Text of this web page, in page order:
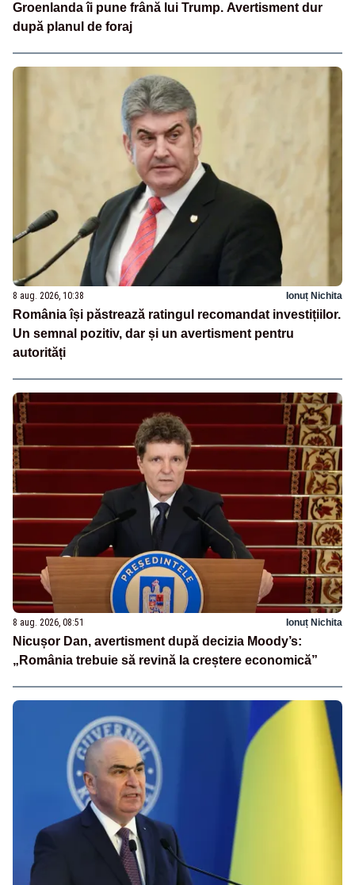
Groenlanda îi pune frână lui Trump. Avertisment dur
după planul de foraj
8 aug. 2026, 10:38 Ionuț Nichita
România își păstrează ratingul recomandat investițiilor.
Un semnal pozitiv, dar și un avertisment pentru
autorități
8 aug. 2026, 08:51 Ionuț Nichita
Nicușor Dan, avertisment după decizia Moody’s:
„România trebuie să revină la creștere economică”